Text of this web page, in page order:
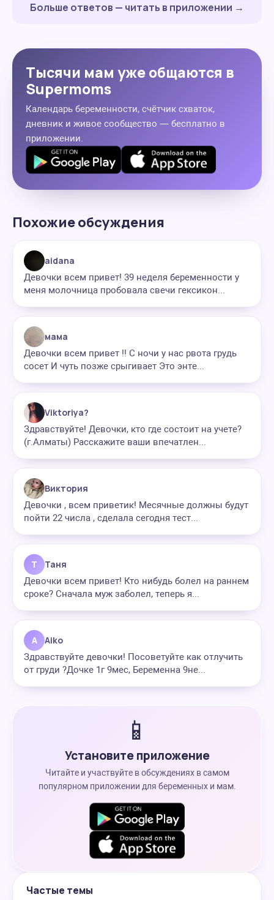
Больше ответов — читать в приложении →
Тысячи мам уже общаются в
Supermoms
Календарь беременности, счётчик схваток,
дневник и живое сообщество — бесплатно в
приложении.
Похожие обсуждения
aidana
Девочки всем привет! 39 неделя беременности у
меня молочница пробовала свечи гексикон...
мама
Девочки всем привет !! С ночи у нас рвота грудь
сосет И чуть позже срыгивает Это энте...
Viktoriya?
Здравствуйте! Девочки, кто где состоит на учете?
(г.Алматы) Расскажите ваши впечатлен...
Виктория
Девочки , всем приветик! Месячные должны будут
пойти 22 числа , сделала сегодня тест...
Т Таня
Девочки всем привет! Кто нибудь болел на раннем
сроке? Сначала муж заболел, теперь я...
A Aiko
Здравствуйте девочки! Посоветуйте как отлучить
от груди ?Дочке 1г 9мес, Беременна 9не...
📱
Установите приложение
Читайте и участвуйте в обсуждениях в самом
популярном приложении для беременных и мам.
Частые темы